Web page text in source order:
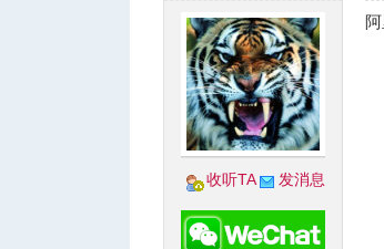
收听TA 发消息